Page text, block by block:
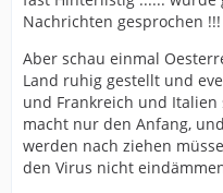
Nachrichten gesprochen !!!
Aber schau einmal
Land ruhig gestellt und
und Frankreich und
macht nur den Anfang,
werden nach ziehen
den Virus nicht